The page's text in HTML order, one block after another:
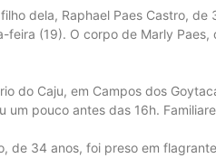
dela, Raphael Paes Castro, de
(19). O corpo de Marly Paes,
do Caju, em Campos dos
pouco antes das 16h.
de 34 anos, foi preso em